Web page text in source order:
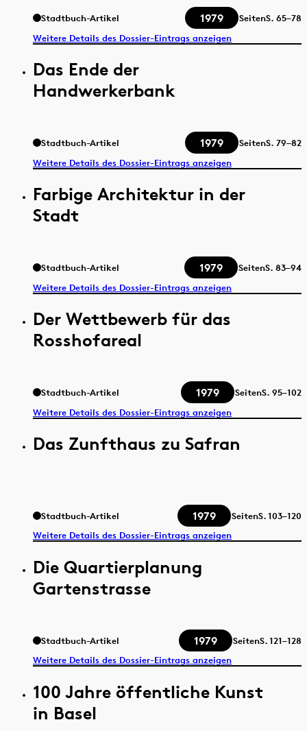
Stadtbuch-Artikel 1979 SeitenS. 65–78
Weitere Details des Dossier-Eintrags anzeigen
Das Ende der
Handwerkerbank
Stadtbuch-Artikel 1979 SeitenS. 79–82
Weitere Details des Dossier-Eintrags anzeigen
Farbige Architektur in der
Stadt
Stadtbuch-Artikel 1979 SeitenS. 83–94
Weitere Details des Dossier-Eintrags anzeigen
Der Wettbewerb für das
Rosshofareal
Stadtbuch-Artikel 1979 SeitenS. 95–102
Weitere Details des Dossier-Eintrags anzeigen
Das Zunfthaus zu Safran
Stadtbuch-Artikel 1979 SeitenS.103–120
Weitere Details des Dossier-Eintrags anzeigen
Die Quartierplanung
Gartenstrasse
Stadtbuch-Artikel 1979 SeitenS.121–128
Weitere Details des Dossier-Eintrags anzeigen
100 Jahre öffentliche Kunst
in Basel